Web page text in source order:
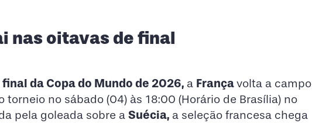
nas oitavas de final
da Copa do Mundo de 2026, a Françavolta a campo
torneio no sábado (04) às 18:00 (Horário de Brasília) no
pela goleada sobre a Suécia, a seleção francesa chega